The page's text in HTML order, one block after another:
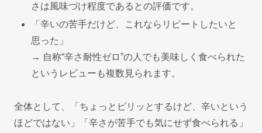
さは風味づけ程度であるとの評価です。
「辛いの苦手だけど、これならリピートしたいと
思った」
→ 自称“辛さ耐性ゼロ”の人でも美味しく食べられた
というレビューも複数見られます。
全体として、「ちょっとピリッとするけど、辛いという
ほどではない」「辛さが苦手でも気にせず食べられる」